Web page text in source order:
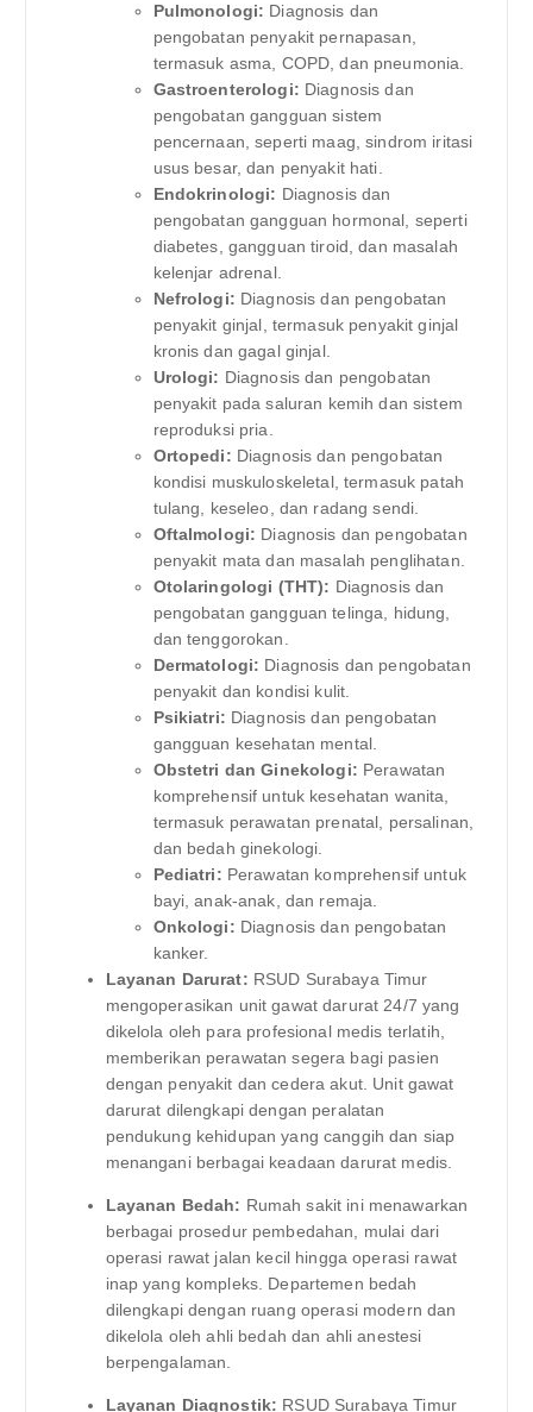
Pulmonologi: Diagnosis dan
pengobatan penyakit pernapasan,
termasuk asma, COPD, dan pneumonia.
Gastroenterologi: Diagnosis dan
pengobatan gangguan sistem
pencernaan, seperti maag, sindrom iritasi
usus besar, dan penyakit hati.
Endokrinologi: Diagnosis dan
pengobatan gangguan hormonal, seperti
diabetes, gangguan tiroid, dan masalah
kelenjar adrenal.
Nefrologi: Diagnosis dan pengobatan
penyakit ginjal, termasuk penyakit ginjal
kronis dan gagal ginjal.
Urologi: Diagnosis dan pengobatan
penyakit pada saluran kemih dan sistem
reproduksi pria.
Ortopedi: Diagnosis dan pengobatan
kondisi muskuloskeletal, termasuk patah
tulang, keseleo, dan radang sendi.
Oftalmologi: Diagnosis dan pengobatan
penyakit mata dan masalah penglihatan.
Otolaringologi (THT): Diagnosis dan
pengobatan gangguan telinga, hidung,
dan tenggorokan.
Dermatologi: Diagnosis dan pengobatan
penyakit dan kondisi kulit.
Psikiatri: Diagnosis dan pengobatan
gangguan kesehatan mental.
Obstetri dan Ginekologi: Perawatan
komprehensif untuk kesehatan wanita,
termasuk perawatan prenatal, persalinan,
dan bedah ginekologi.
Pediatri: Perawatan komprehensif untuk
bayi, anak-anak, dan remaja.
Onkologi: Diagnosis dan pengobatan
kanker.
Layanan Darurat: RSUD Surabaya Timur
mengoperasikan unit gawat darurat 24/7 yang
dikelola oleh para profesional medis terlatih,
memberikan perawatan segera bagi pasien
dengan penyakit dan cedera akut. Unit gawat
darurat dilengkapi dengan peralatan
pendukung kehidupan yang canggih dan siap
menangani berbagai keadaan darurat medis.
Layanan Bedah: Rumah sakit ini menawarkan
berbagai prosedur pembedahan, mulai dari
operasi rawat jalan kecil hingga operasi rawat
inap yang kompleks. Departemen bedah
dilengkapi dengan ruang operasi modern dan
dikelola oleh ahli bedah dan ahli anestesi
berpengalaman.
Layanan Diagnostik: RSUD Surabaya Timur